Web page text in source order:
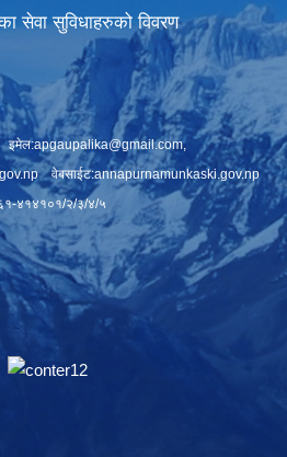
सेवा सुविधाहरुको विवरण
इमेल:apgaupalika@gmail.com,
वेबसाईट:annapurnamunkaski.gov.np
२/३/४/५